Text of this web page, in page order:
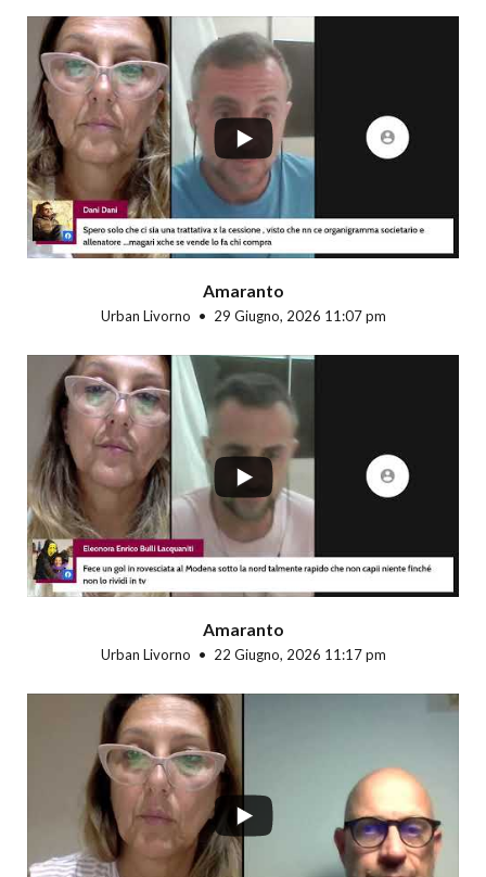
Amaranto
Urban Livorno 29 Giugno, 2026 11:07 pm
Amaranto
Urban Livorno 22 Giugno, 2026 11:17 pm